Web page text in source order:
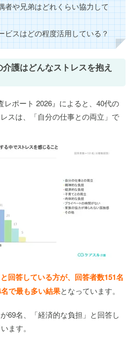
者や兄弟はどれくらい協力して
ビスはどの程度活用している？
護はどんなストレスを抱え
レポート 2026』によると、40代の
スは、「自分の仕事との両立」で
回答している方が、回答者数151名
で最も多い結果となっています。
69名、「経済的な負担」と回答し
ます。